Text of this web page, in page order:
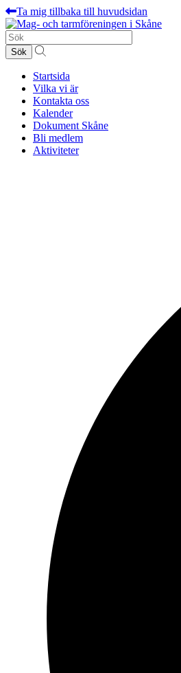
Ta mig tillbaka till huvudsidan
Sök
efter:
Startsida
Vilka vi är
Kontakta oss
Kalender
Dokument Skåne
Bli medlem
Aktiviteter